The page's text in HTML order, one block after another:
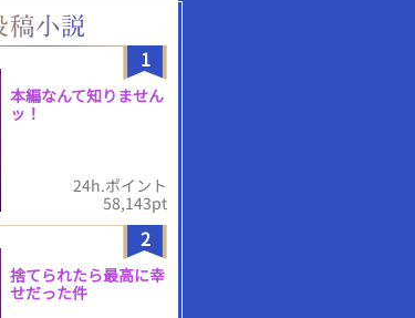
1
本編なんて知りません
ッ！
24h.ポイント
58,143pt
2
捨てられたら最高に幸
せだった件